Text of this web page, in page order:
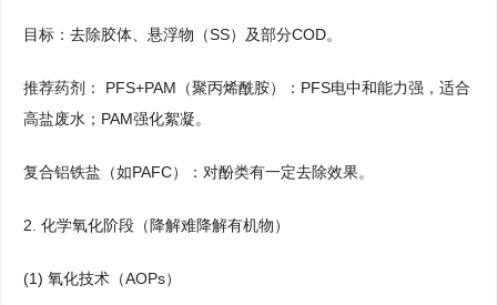
目标：去除胶体、悬浮物（SS）及部分COD。
推荐药剂： PFS+PAM（聚丙烯酰胺）：PFS电中和能力强，适合
高盐废水；PAM强化絮凝。
复合铝铁盐（如PAFC）：对酚类有一定去除效果。
2. 化学氧化阶段（降解难降解有机物）
(1) 氧化技术（AOPs）